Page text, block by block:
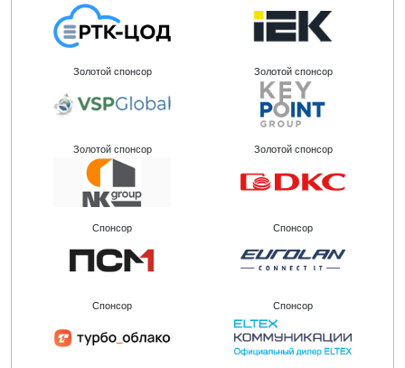
Золотой спонсор Золотой спонсор
Золотой спонсор Золотой спонсор
Спонсор Спонсор
Спонсор Спонсор